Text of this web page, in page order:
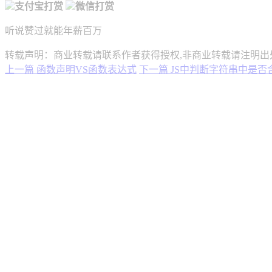
支付宝打赏
微信打赏
听说赞过就能年薪百万
转载声明：商业转载请联系作者获得授权,非商业转载请注明
上一篇 函数声明VS函数表达式 下一篇 JS中判断字符串中是否